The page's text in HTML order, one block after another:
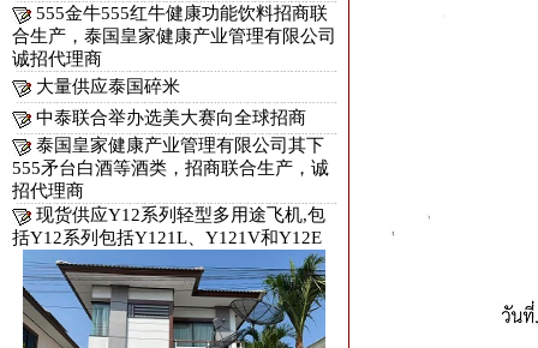
555金牛555红牛健康功能饮料招商联
合生产，泰国皇家健康产业管理有限公司
诚招代理商
大量供应泰国碎米
中泰联合举办选美大赛向全球招商
泰国皇家健康产业管理有限公司其下
555矛台白酒等酒类，招商联合生产，诚
招代理商
现货供应Y12系列轻型多用途飞机,包
括Y12系列包括Y121L、Y121V和Y12E